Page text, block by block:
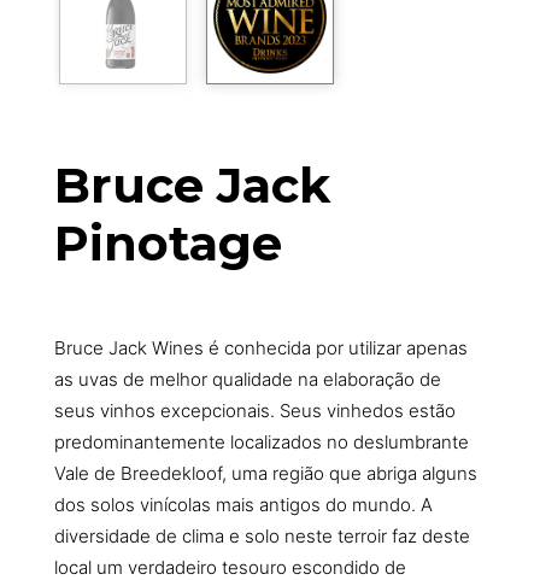
Bruce Jack
Pinotage
Bruce Jack Wines é conhecida por utilizar apenas
as uvas de melhor qualidade na elaboração de
seus vinhos excepcionais. Seus vinhedos estão
predominantemente localizados no deslumbrante
Vale de Breedekloof, uma região que abriga alguns
dos solos vinícolas mais antigos do mundo. A
diversidade de clima e solo neste terroir faz deste
local um verdadeiro tesouro escondido de